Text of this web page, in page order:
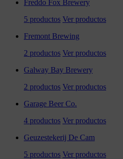
Freddo Fox Brewery
5 productos Ver productos
Fremont Brewing
2 productos Ver productos
Galway Bay Brewery
2 productos Ver productos
Garage Beer Co.
4 productos Ver productos
Geuzestekerij De Cam
5 productos Ver productos